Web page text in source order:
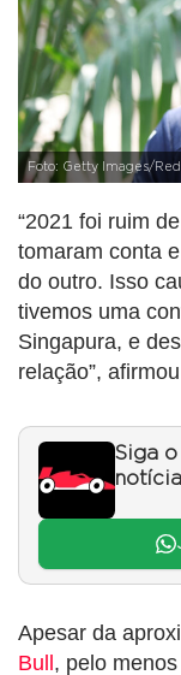
Foto: Getty Images/
“2021 foi ruim
tomaram conta
do outro. Isso
tivemos uma
Singapura, e
relação”,
Siga o
Apesar da
Bull , pelo